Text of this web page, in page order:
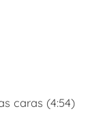
caras (4:54)